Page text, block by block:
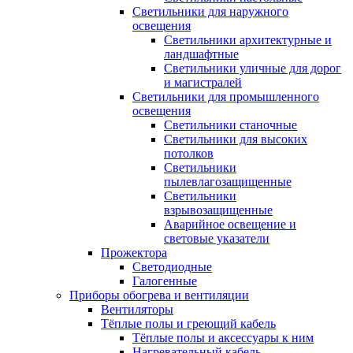
Светильники для наружного
освещения
Светильники архитектурные и
ландшафтные
Светильники уличные для дорог
и магистралей
Светильники для промышленного
освещения
Светильники станочные
Светильники для высоких
потолков
Светильники
пылевлагозащищенные
Светильники
взрывозащищенные
Аварийное освещение и
световые указатели
Прожектора
Светодиодные
Галогенные
Приборы обогрева и вентиляции
Вентиляторы
Тёплые полы и греющий кабель
Тёплые полы и аксессуары к ним